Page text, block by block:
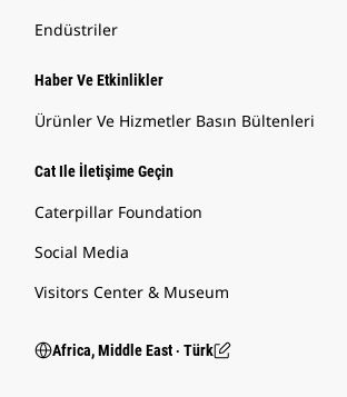
Endüstriler
Haber Ve Etkinlikler
Ürünler Ve Hizmetler Basın Bültenleri
Cat Ile İletişime Geçin
Caterpillar Foundation
Social Media
Visitors Center & Museum
Africa, Middle East ‧ Türk